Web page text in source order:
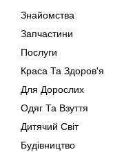
Знайомства
Запчастини
Послуги
Краса Та Здоров'я
Для Дорослих
Одяг Та Взуття
Дитячий Світ
Будівництво